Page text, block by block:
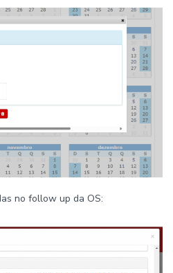
no follow up da OS: